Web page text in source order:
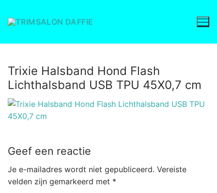
naar
inhoud
Trixie Halsband Hond Flash
Lichthalsband USB TPU 45X0,7 cm
Geef een reactie
Je e-mailadres wordt niet gepubliceerd. Vereiste
velden zijn gemarkeerd met *